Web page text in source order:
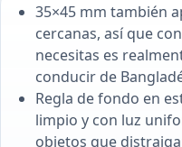
35×45 mm también
cercanas, así que
necesitas es
conducir de
Regla de fondo en
limpio y con luz
objetos que